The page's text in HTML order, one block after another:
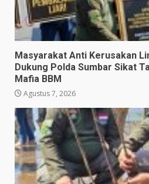
Masyarakat Anti Kerusakan
Dukung Polda Sumbar Sikat
Mafia BBM
Agustus 7, 2026